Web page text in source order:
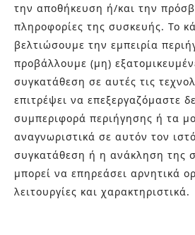
την αποθήκευση ή/και την
πληροφορίες της συσκευής. Το
βελτιώσουμε την εμπειρία
προβάλλουμε (μη)
συγκατάθεση σε αυτές τις
επιτρέψει να επεξεργαζόμαστε
συμπεριφορά περιήγησης ή τα
αναγνωριστικά σε αυτόν τον
συγκατάθεση ή η ανάκληση της
μπορεί να επηρεάσει αρνητικά
λειτουργίες και χαρακτηριστικά.
ΣΧΕΤΙΚΑ ΜΕ ΕΜΑΣ
Στην εταιρεία Paraskevopoulos
εμπειρίας στο χώρο του πλακιδίου
καθώς και φρέσκες ιδέες με τον
γενιάς! Επισκεφτείτε μας για ιδέες
Άγιο Δημήτριο (Λιδωρικίου 11) ή
9934544.
ΤΕΛΕΥΤΑΙΑ ΑΡΘΡΑ